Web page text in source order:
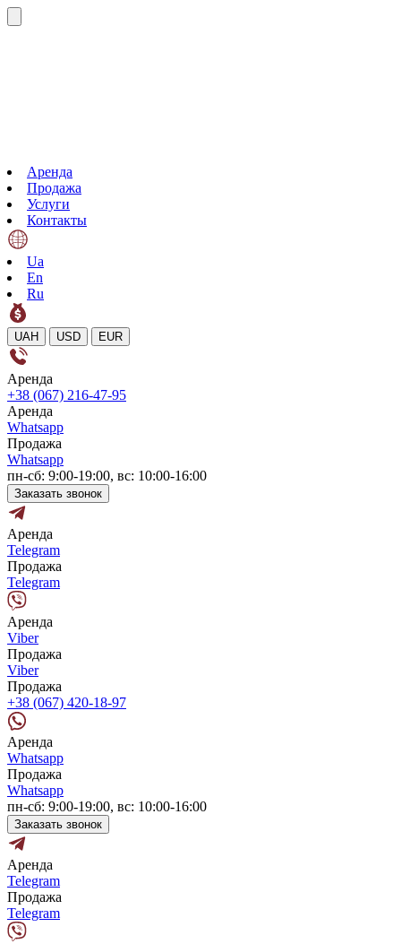
Аренда
Продажа
Услуги
Контакты
Ua
En
Ru
UAH USD EUR
Аренда
+38 (067) 216-47-95
Аренда
Whatsapp
Продажа
Whatsapp
пн-сб: 9:00-19:00, вс: 10:00-16:00
Заказать звонок
Аренда
Telegram
Продажа
Telegram
Аренда
Viber
Продажа
Viber
Продажа
+38 (067) 420-18-97
Аренда
Whatsapp
Продажа
Whatsapp
пн-сб: 9:00-19:00, вс: 10:00-16:00
Заказать звонок
Аренда
Telegram
Продажа
Telegram